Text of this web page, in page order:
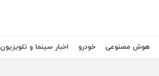
هوش مصنوعی خودرو اخبار سینما و تلویزیون